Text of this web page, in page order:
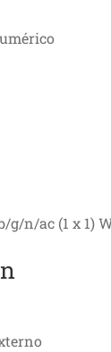
g/n/ac (1 x 1)